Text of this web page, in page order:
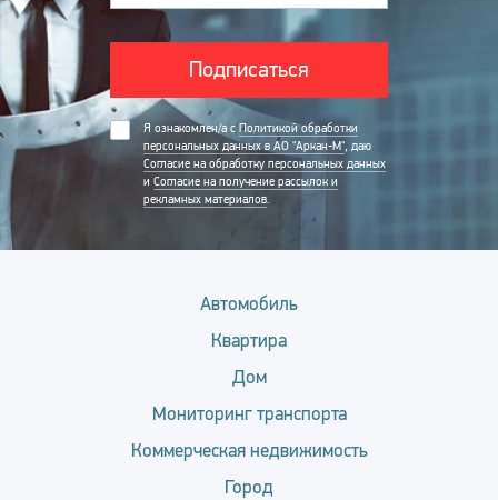
Подписаться
Я ознакомлен/а с Политикой обработки
персональных данных в АО "Аркан-М", даю
Согласие на обработку персональных данных
и Согласие на получение рассылок и
рекламных материалов.
Автомобиль
Квартира
Дом
Мониторинг транспорта
Коммерческая недвижимость
Город